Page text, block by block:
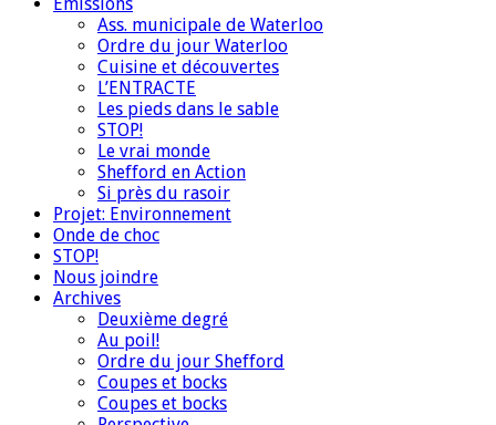
Ass. municipale de Waterloo
Ordre du jour Waterloo
Cuisine et découvertes
L’ENTRACTE
Les pieds dans le sable
STOP!
Le vrai monde
Shefford en Action
Si près du rasoir
Projet: Environnement
Onde de choc
STOP!
Nous joindre
Archives
Deuxième degré
Au poil!
Ordre du jour Shefford
Coupes et bocks
Coupes et bocks